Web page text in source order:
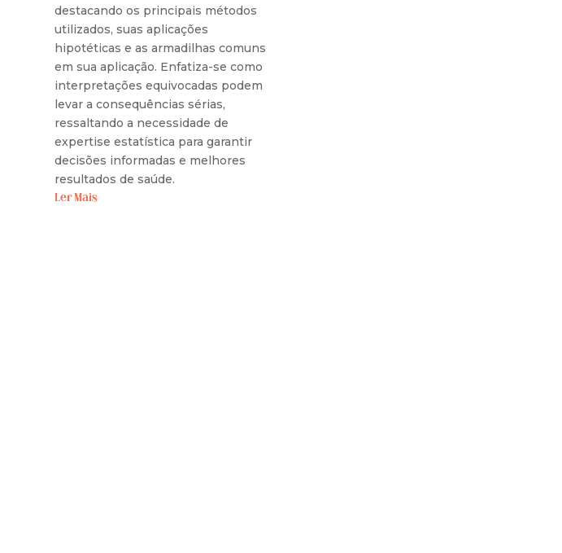
destacando os principais métodos
utilizados, suas aplicações
hipotéticas e as armadilhas comuns
em sua aplicação. Enfatiza-se como
interpretações equivocadas podem
levar a consequências sérias,
ressaltando a necessidade de
expertise estatística para garantir
decisões informadas e melhores
resultados de saúde.
Ler Mais